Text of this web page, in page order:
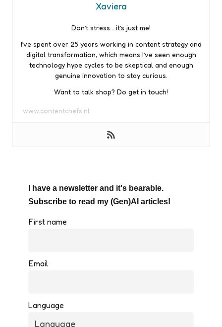
Xaviera
Don’t stress….it’s just me!
I’ve spent over 25 years working in content strategy and
digital transformation, which means I’ve seen enough
technology hype cycles to be skeptical and enough
genuine innovation to stay curious.
Want to talk shop? Do get in touch!
www.contentchefs.nl
I have a newsletter and it's bearable.
Subscribe to read my (Gen)AI articles!
First name
Email
Language